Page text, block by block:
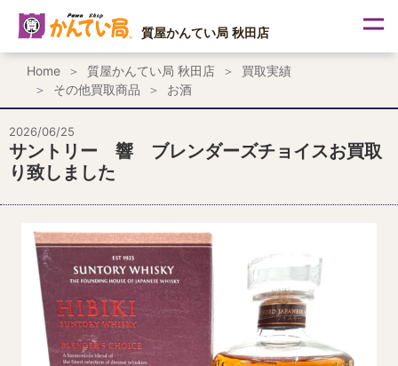
ス
プ
質屋かんてい局 秋田店
Home 質屋かんてい局 秋田店
買取実績
その他買取商品
お酒
2026/06/25
サントリー 響 ブレンダーズチョイスお買取
り致しました